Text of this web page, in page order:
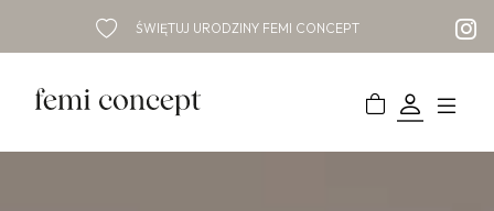
ŚWIĘTUJ URODZINY FEMI CONCEPT